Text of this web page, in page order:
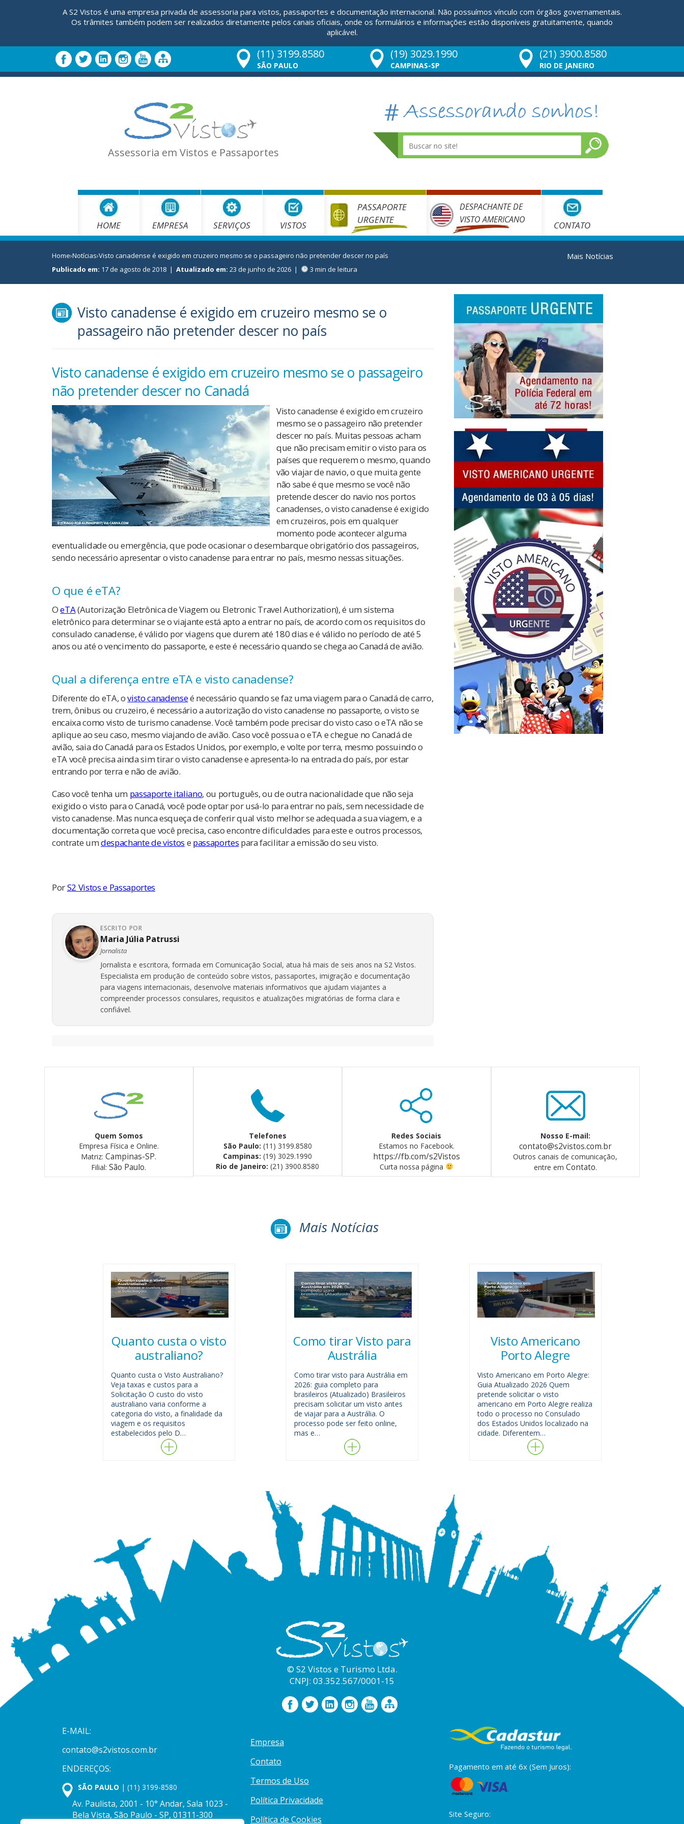
A S2 Vistos é uma empresa privada de assessoria para vistos, passaportes e documentação internacional. Não possuímos vínculo com órgãos governamentais.
Os trâmites também podem ser realizados diretamente pelos canais oficiais, onde os formulários e informações estão disponíveis gratuitamente, quando
aplicável.
(11) 3199.8580
SÃO PAULO
(19) 3029.1990
CAMPINAS-SP
(21) 3900.8580
RIO DE JANEIRO
Assessoria em Vistos e Passaportes
HOME EMPRESA SERVIÇOS VISTOS
PASSAPORTE
URGENTE
DESPACHANTE DE
VISTO AMERICANO
CONTATO
Home›Notícias›Visto canadense é exigido em cruzeiro mesmo se o passageiro não pretender descer no país
Publicado em: 17 de agosto de 2018 | Atualizado em: 23 de junho de 2026 | 3 min de leitura
Mais Notícias
Visto canadense é exigido em cruzeiro mesmo se o
passageiro não pretender descer no país
Visto canadense é exigido em cruzeiro mesmo se o passageiro
não pretender descer no Canadá
Visto canadense é exigido em cruzeiro
mesmo se o passageiro não pretender
descer no país. Muitas pessoas acham
que não precisam emitir o visto para os
países que requerem o mesmo, quando
vão viajar de navio, o que muita gente
não sabe é que mesmo se você não
pretende descer do navio nos portos
canadenses, o visto canadense é exigido
em cruzeiros, pois em qualquer
momento pode acontecer alguma
eventualidade ou emergência, que pode ocasionar o desembarque obrigatório dos passageiros,
sendo necessário apresentar o visto canadense para entrar no país, mesmo nessas situações.
O que é eTA?
OeTA(Autorização Eletrônica de Viagem ou Eletronic Travel Authorization), é um sistema
eletrônico para determinar se o viajante está apto a entrar no país, de acordo com os requisitos do
consulado canadense, é válido por viagens que durem até 180 dias e é válido no período de até 5
anos ou até o vencimento do passaporte, e este é necessário quando se chega ao Canadá de avião.
Qual a diferença entre eTA e visto canadense?
Diferente do eTA, ovisto canadenseé necessário quando se faz uma viagem para o Canadá de carro,
trem, ônibus ou cruzeiro, é necessário a autorização do visto canadense no passaporte, o visto se
encaixa como visto de turismo canadense. Você também pode precisar do visto caso o eTA não se
aplique ao seu caso, mesmo viajando de avião. Caso você possua o eTA e chegue no Canadá de
avião, saia do Canadá para os Estados Unidos, por exemplo, e volte por terra, mesmo possuindo o
eTA você precisa ainda sim tirar o visto canadense e apresenta-lo na entrada do país, por estar
entrando por terra e não de avião.
Caso você tenha um passaporte italiano, ou português, ou de outra nacionalidade que não seja
exigido o visto para o Canadá, você pode optar por usá-lo para entrar no país, sem necessidade de
visto canadense. Mas nunca esqueça de conferir qual visto melhor se adequada a sua viagem, e a
documentação correta que você precisa, caso encontre dificuldades para este e outros processos,
contrate umdespachante de vistos e passaportes para facilitar a emissão do seu visto.
PorS2 Vistos e Passaportes
ESCRITO POR
Maria Júlia Patrussi
Jornalista
Jornalista e escritora, formada em Comunicação Social, atua há mais de seis anos na S2 Vistos.
Especialista em produção de conteúdo sobre vistos, passaportes, imigração e documentação
para viagens internacionais, desenvolve materiais informativos que ajudam viajantes a
compreender processos consulares, requisitos e atualizações migratórias de forma clara e
confiável.
Quem Somos
Empresa Física e Online.
Matriz:Campinas-SP.
Filial:São Paulo.
Telefones
São Paulo: (11) 3199.8580
Campinas: (19) 3029.1990
Rio de Janeiro: (21) 3900.8580
Redes Sociais
Estamos no Facebook.
https://fb.com/s2Vistos
Curta nossa página
Nosso E-mail:
contato@s2vistos.com.br
Outros canais de comunicação,
entre em Contato.
Mais Notícias
Quanto custa o visto
australiano?
Quanto custa o Visto Australiano?
Veja taxas e custos para a
Solicitação O custo do visto
australiano varia conforme a
categoria do visto, a finalidade da
viagem e os requisitos
estabelecidos pelo D…
Como tirar Visto para
Austrália
Como tirar visto para Austrália em
2026: guia completo para
brasileiros (Atualizado) Brasileiros
precisam solicitar um visto antes
de viajar para a Austrália. O
processo pode ser feito online,
mas e…
Visto Americano
Porto Alegre
Visto Americano em Porto Alegre:
Guia Atualizado 2026 Quem
pretende solicitar o visto
americano em Porto Alegre realiza
todo o processo no Consulado
dos Estados Unidos localizado na
cidade. Diferentem…
© S2 Vistos e Turismo Ltda.
CNPJ: 03.352.567/0001-15
E-MAIL:
contato@s2vistos.com.br
ENDEREÇOS:
SÃO PAULO | (11) 3199-8580
Av. Paulista, 2001 - 10° Andar, Sala 1023 -
Bela Vista, São Paulo - SP, 01311-300
Empresa
Contato
Termos de Uso
Política Privacidade
Política de Cookies
Pagamento em até 6x (Sem Juros):
Site Seguro: